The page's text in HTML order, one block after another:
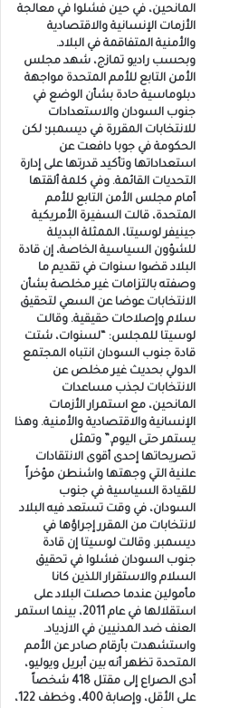
المانحين، في حين فشلوا في معالجة
الأزمات الإنسانية والاقتصادية
والأمنية المتفاقمة في البلاد.
وبحسب راديو تمازج، شهد مجلس
الأمن التابع للأمم المتحدة مواجهة
دبلوماسية حادة بشأن الوضع في
جنوب السودان والاستعدادات
للانتخابات المقررة في ديسمبر؛ لكن
الحكومة في جوبا دافعت عن
استعداداتها وتأكيد قدرتها على إدارة
التحديات القائمة. وفي كلمة ألقتها
أمام مجلس الأمن التابع للأمم
المتحدة، قالت السفيرة الأمريكية
جينيفر لوسيتا، الممثلة البديلة
للشؤون السياسية الخاصة، إن قادة
البلاد قضوا سنوات في تقديم ما
وصفته بالتزامات غير مخلصة بشأن
الانتخابات عوضا عن السعي لتحقيق
سلام وإصلاحات حقيقية. وقالت
لوسيتا للمجلس: “لسنوات، شتت
قادة جنوب السودان انتباه المجتمع
الدولي بحديث غير مخلص عن
الانتخابات لجذب مساعدات
المانحين، مع استمرار الأزمات
الإنسانية والاقتصادية والأمنية. وهذا
يستمر حتى اليوم.” وتمثل
تصريحاتها إحدى أقوى الانتقادات
علنية التي وجهتها واشنطن مؤخراً
للقيادة السياسية في جنوب
السودان، في وقت تستعد فيه البلاد
لانتخابات من المقرر إجراؤها في
ديسمبر. وقالت لوسيتا إن قادة
جنوب السودان فشلوا في تحقيق
السلام والاستقرار اللذين كانا
مأمولين عندما حصلت البلاد على
استقلالها في عام 2011، بينما استمر
العنف ضد المدنيين في الازدياد.
واستشهدت بأرقام صادر عن الأمم
المتحدة تظهر أنه بين أبريل ويوليو،
أدى الصراع إلى مقتل 418 شخصاً
على الأقل، وإصابة 400، وخطف 122،